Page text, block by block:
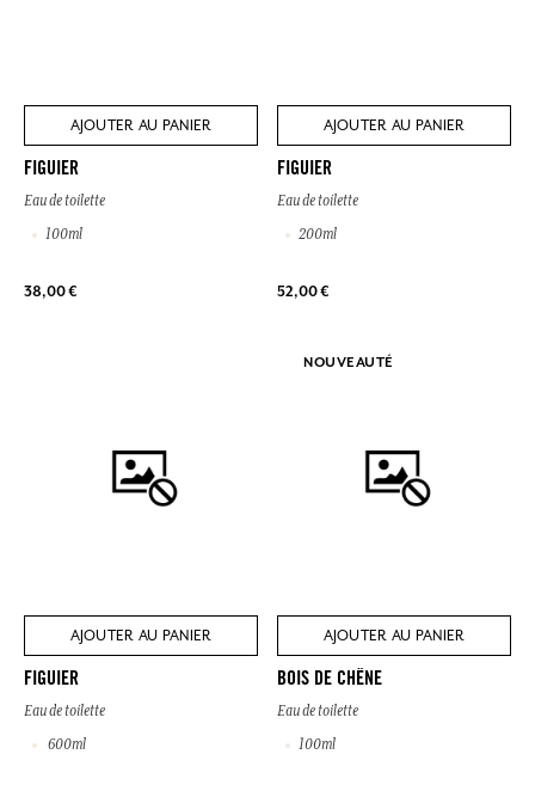
AJOUTER AU PANIER
FIGUIER
Eau de toilette
100ml
38,00 €
AJOUTER AU PANIER
FIGUIER
Eau de toilette
200ml
52,00 €
AJOUTER AU PANIER
FIGUIER
Eau de toilette
600ml
NOUVEAUTÉ
AJOUTER AU PANIER
BOIS DE CHÊNE
Eau de toilette
100ml